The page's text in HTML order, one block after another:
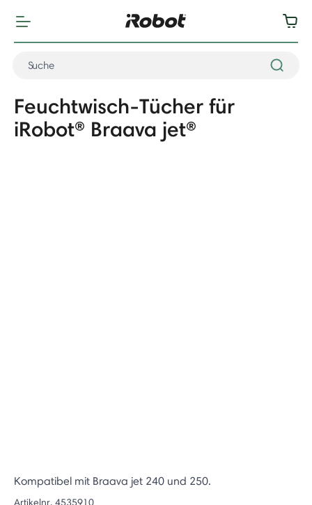
Feuchtwisch-Tücher für
iRobot® Braava jet®
Kompatibel mit Braava jet 240 und 250.
Artikelnr. 4535910